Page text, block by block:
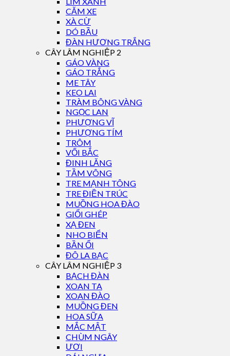
CĂM XE
XÀ CỪ
DÓ BẦU
ĐÀN HƯƠNG TRẮNG
CÂY LÂM NGHIỆP 2
GÁO VÀNG
GÁO TRẮNG
ME TÂY
KEO LAI
TRÀM BÔNG VÀNG
NGỌC LAN
PHƯỢNG VĨ
PHƯỢNG TÍM
TRÔM
VỐI BẮC
ĐINH LĂNG
TẦM VÔNG
TRE MẠNH TÔNG
TRE ĐIỀN TRÚC
MUỒNG HOA ĐÀO
GIỔI GHÉP
XẠ ĐEN
NHO BIỂN
BẦN ỔI
ĐÔ LA BẠC
CÂY LÂM NGHIỆP 3
BẠCH ĐÀN
XOAN TA
XOAN ĐÀO
MUỒNG ĐEN
HOA SỮA
MẮC MẬT
CHÙM NGÂY
ƯƠI